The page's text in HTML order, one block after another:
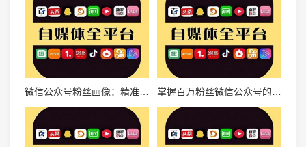
微信公众号粉丝画像：精准运营的关键指南 掌握百万粉丝微信公众号的秘密，快速吸粉打造自媒体帝国